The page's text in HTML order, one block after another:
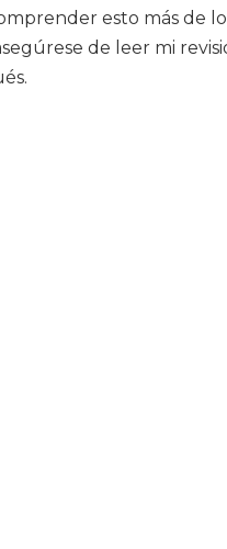
esto más de
de leer mi